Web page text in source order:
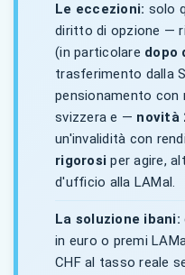
Le eccezioni: solo
diritto di opzione —
(in particolare dopo
trasferimento dalla
pensionamento con
svizzera e — novità
un'invalidità con
rigorosi per agire,
d'ufficio alla LAMal.
La soluzione ibani:
in euro o premi
CHF al tasso reale